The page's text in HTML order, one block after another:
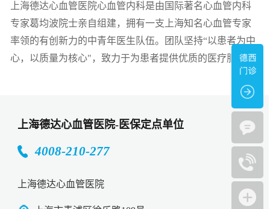
上海德达心血管医院心血管内科是由国际著名心血管内科
专家葛均波院士亲自组建，拥有一支上海知名心血管专家
率领的有创新力的中青年医生队伍。团队坚持“以患者为中
心，以质量为核心"，致力于为患者提供优质的医疗服务。
上海德达心血管医院-医保定点单位
4008-210-277
上海德达心血管医院